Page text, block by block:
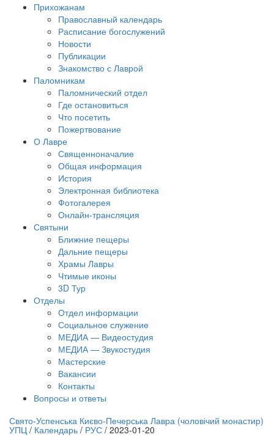
Прихожанам
Православный календарь
Расписание богослужений
Новости
Публикации
Знакомство с Лаврой
Паломникам
Паломнический отдел
Где остановиться
Что посетить
Пожертвование
О Лавре
Священноначалие
Общая информация
История
Электронная библиотека
Фотогалерея
Онлайн-трансляция
Святыни
Ближние пещеры
Дальние пещеры
Храмы Лавры
Чтимые иконы
3D Тур
Отделы
Отдел информации
Социальное служение
МЕДИА — Видеостудия
МЕДИА — Звукостудия
Мастерские
Вакансии
Контакты
Вопросы и ответы
трансляция | 12 сентября
Свято-Успенська Києво-Печерська Лавра (чоловічий монастир)
УПЦ / Календарь / РУС / 2023-01-20